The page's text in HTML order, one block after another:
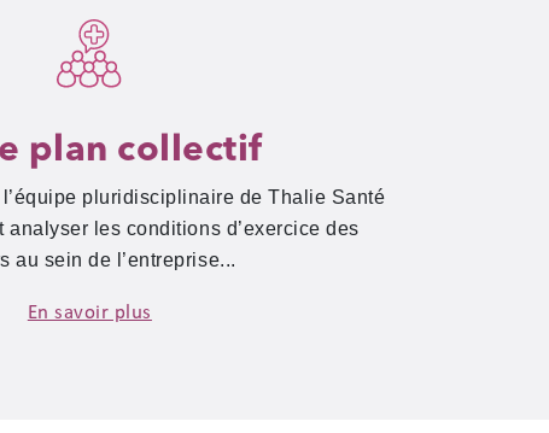
plan collectif
l’équipe pluridisciplinaire de Thalie Santé
analyser les conditions d’exercice des
au sein de l’entreprise...
En savoir plus